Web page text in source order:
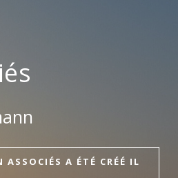
A ÉTÉ CRÉÉ IL